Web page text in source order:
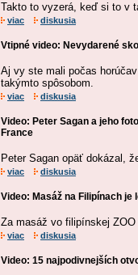
Takto to vyzerá, keď si to v
viac diskusia
Vtipné video: Nevydarené
Aj vy ste mali počas
takýmto spôsobom.
viac diskusia
Video: Peter Sagan a jeho
France
Peter Sagan opäť dokázal,
viac diskusia
Video: Masáž na Filipínach
Za masáž vo filipínskej
viac diskusia
Video: 15 najpodivnejších